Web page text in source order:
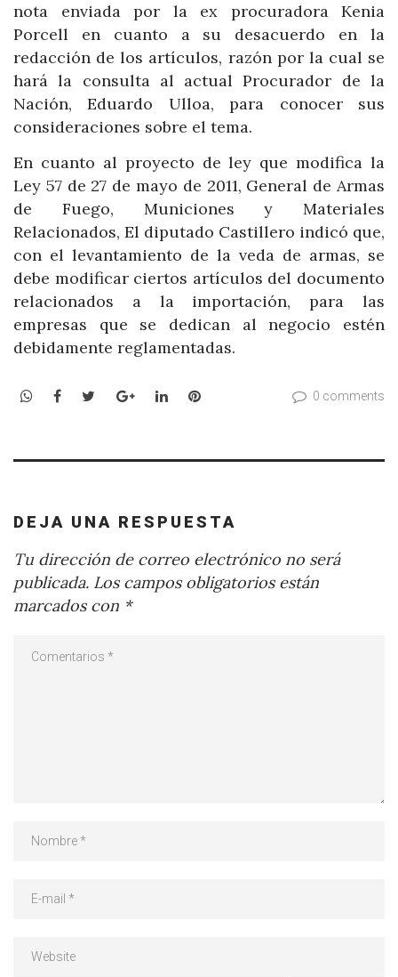
nota enviada por la ex procuradora Kenia
Porcell en cuanto a su desacuerdo en la
redacción de los artículos, razón por la cual se
hará la consulta al actual Procurador de la
Nación, Eduardo Ulloa, para conocer sus
consideraciones sobre el tema.
En cuanto al proyecto de ley que modifica la
Ley 57 de 27 de mayo de 2011, General de Armas
de Fuego, Municiones y Materiales
Relacionados, El diputado Castillero indicó que,
con el levantamiento de la veda de armas, se
debe modificar ciertos artículos del documento
relacionados a la importación, para las
empresas que se dedican al negocio estén
debidamente reglamentadas.
WhatsApp
Facebook
TwitterGoogle+LinkedInPinterest 0 comments
DEJA UNA RESPUESTA
Tu dirección de correo electrónico no será
publicada. Los campos obligatorios están
marcados con *